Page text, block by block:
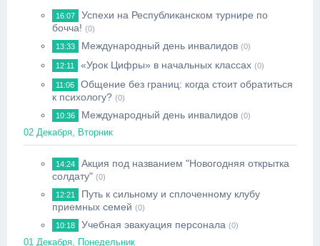
16:07
Успехи на Республиканском турнире по
бочча! (0)
13:33 Международный день инвалидов (0)
12:11 «Урок Цифры» в начальных классах (0)
11:06
Общение без границ: когда стоит обратиться
к психологу? (0)
10:36 Международный день инвалидов (0)
02 Декабря, Вторник
14:24
Акция под названием "Новогодняя открытка
солдату" (0)
12:21
Путь к сильному и сплоченному клубу
приемных семей (0)
10:18 Учебная эвакуация персонала (0)
01 Декабря, Понедельник